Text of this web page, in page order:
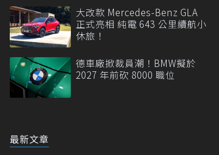
大改款 Mercedes-Benz GLA
正式亮相 純電 643 公里續航小
休旅！
德車廠掀裁員潮！BMW擬於
2027 年前砍 8000 職位
最新文章